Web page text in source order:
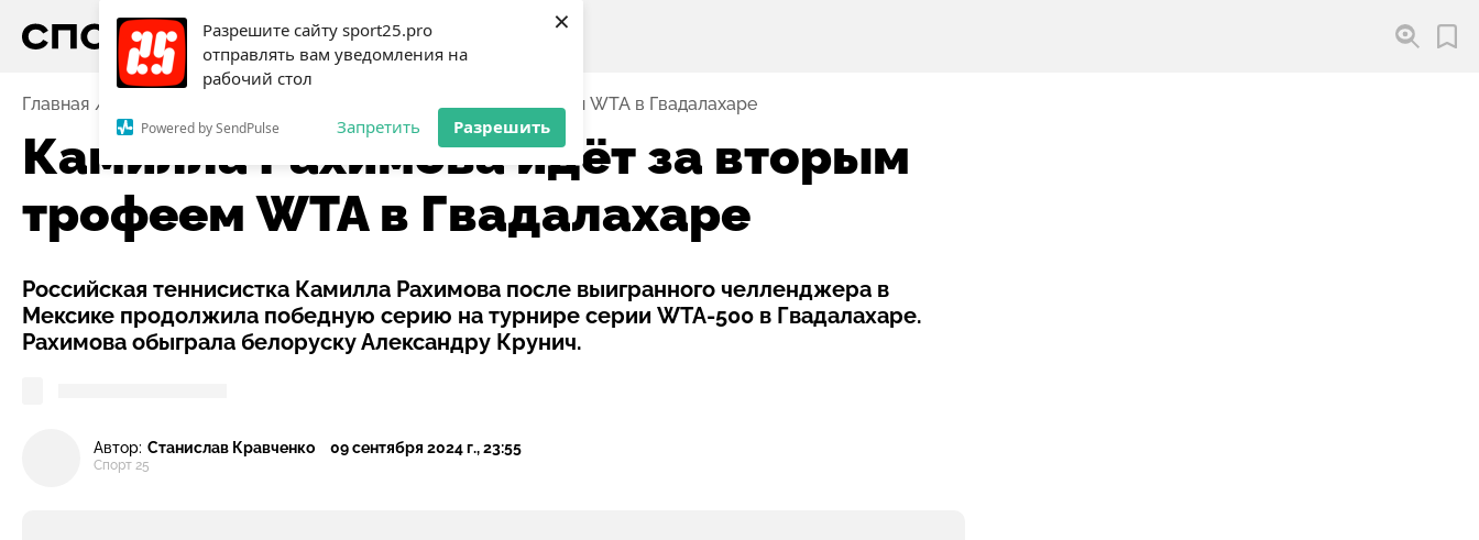
Разрешите сайту sport25.pro
отправлять вам уведомления на
рабочий стол
Powered by SendPulse Запретить Разрешить
×
Главная Камилла Рахимова идёт за вторым трофеем WTA в Гвадалахаре
Камилла Рахимова идёт за вторым
трофеем WTA в Гвадалахаре
Российская теннисистка Камилла Рахимова после выигранного челленджера в
Мексике продолжила победную серию на турнире серии WTA-500 в Гвадалахаре.
Рахимова обыграла белоруску Александру Крунич.
Автор: Станислав Кравченко
Спорт 25
09 сентября 2024 г., 23:55